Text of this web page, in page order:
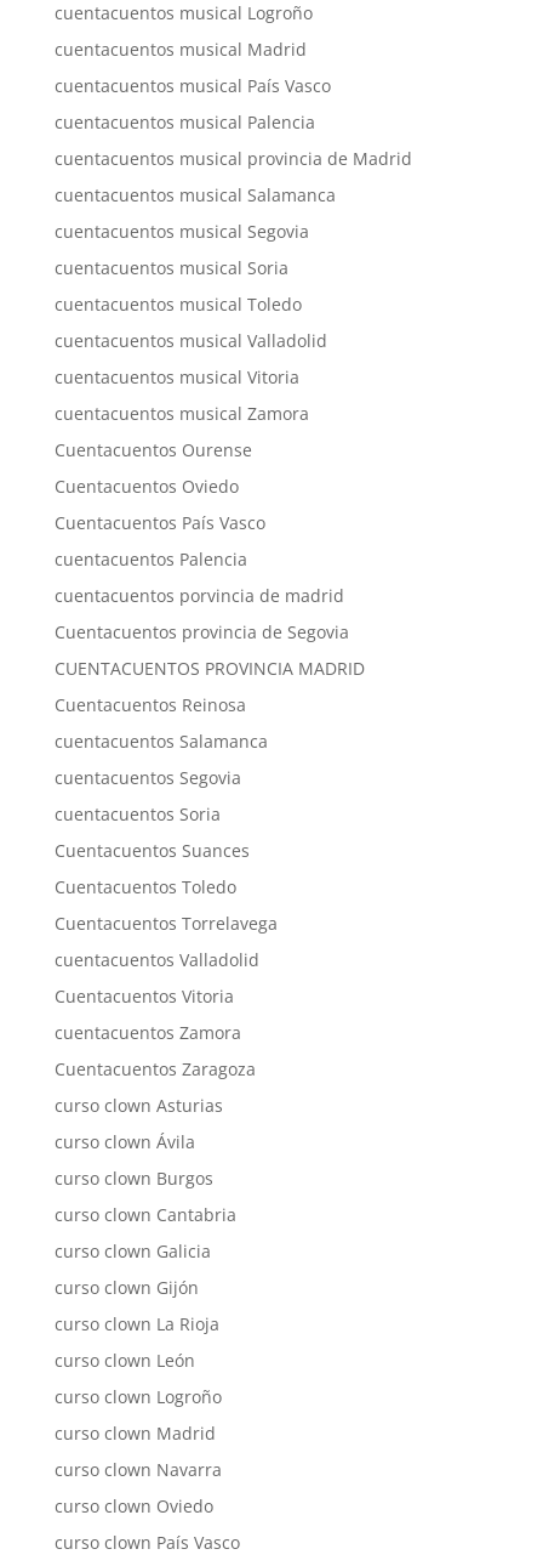
cuentacuentos musical Logroño
cuentacuentos musical Madrid
cuentacuentos musical País Vasco
cuentacuentos musical Palencia
cuentacuentos musical provincia de Madrid
cuentacuentos musical Salamanca
cuentacuentos musical Segovia
cuentacuentos musical Soria
cuentacuentos musical Toledo
cuentacuentos musical Valladolid
cuentacuentos musical Vitoria
cuentacuentos musical Zamora
Cuentacuentos Ourense
Cuentacuentos Oviedo
Cuentacuentos País Vasco
cuentacuentos Palencia
cuentacuentos porvincia de madrid
Cuentacuentos provincia de Segovia
CUENTACUENTOS PROVINCIA MADRID
Cuentacuentos Reinosa
cuentacuentos Salamanca
cuentacuentos Segovia
cuentacuentos Soria
Cuentacuentos Suances
Cuentacuentos Toledo
Cuentacuentos Torrelavega
cuentacuentos Valladolid
Cuentacuentos Vitoria
cuentacuentos Zamora
Cuentacuentos Zaragoza
curso clown Asturias
curso clown Ávila
curso clown Burgos
curso clown Cantabria
curso clown Galicia
curso clown Gijón
curso clown La Rioja
curso clown León
curso clown Logroño
curso clown Madrid
curso clown Navarra
curso clown Oviedo
curso clown País Vasco